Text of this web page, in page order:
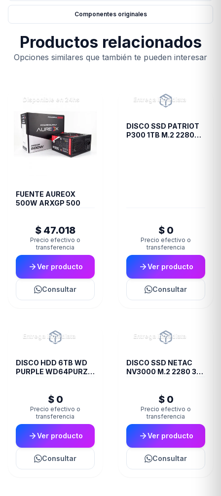
Componentes originales
Productos relacionados
Opciones similares que también te pueden interesar
Disponible en 24hs
FUENTE AUREOX
500W ARXGP 500
$ 47.018
Precio efectivo o
transferencia
Ver producto
Consultar
Entrega inmediata
DISCO SSD PATRIOT
P300 1TB M.2 2280
$ 0
Precio efectivo o
transferencia
Ver producto
Consultar
Entrega inmediata
DISCO HDD 6TB WD
PURPLE WD64PURZ
$ 0
Precio efectivo o
transferencia
Ver producto
Consultar
Entrega inmediata
DISCO SSD NETAC
NV3000 M.2 2280 3D
$ 0
Precio efectivo o
transferencia
Ver producto
Consultar